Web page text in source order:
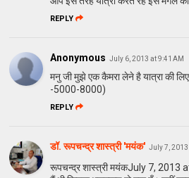
REPLY
Anonymous July 6, 2013 at 9:41 AM
मनु जी मुझे एक कैमरा लेने है यात्रा की
-5000-8000)
REPLY
डॉ. रूपचन्द्र शास्त्री 'मयंक' July 7, 2013
रूपचन्द्र शास्त्री मयंकJuly 7, 2013